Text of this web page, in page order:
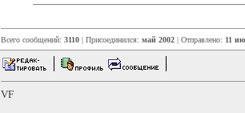
Всего сообщений: 3110 | Присоединился: май 2002 | Отправлено: 11
VF